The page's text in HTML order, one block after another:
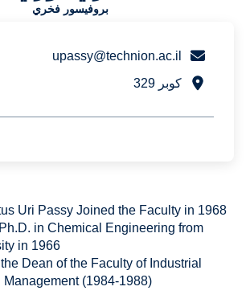
بروفيسور فخري
upassy@technion.ac.il
كوبر 329
Uri Passy Joined the Faculty in 1968
in Chemical Engineering from
in 1966
Dean of the Faculty of Industrial
(1984-1988)